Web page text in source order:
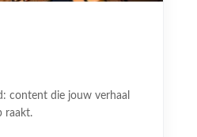
content die jouw verhaal
raakt.